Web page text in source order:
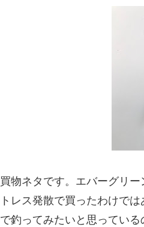
物ネタです。エバーグリ
レス発散で買ったわけで
釣ってみたいと思ってい